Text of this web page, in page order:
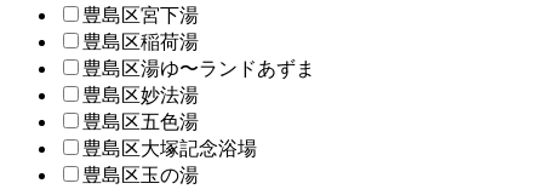
豊島区宮下湯
豊島区稲荷湯
豊島区湯ゆ〜ランドあずま
豊島区妙法湯
豊島区五色湯
豊島区大塚記念浴場
豊島区玉の湯